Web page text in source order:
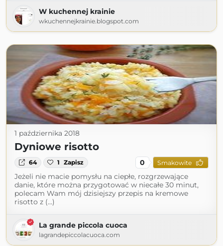
W kuchennej krainie
wkuchennejkrainie.blogspot.com
1 października 2018
Dyniowe risotto
64 1 Zapisz 0 Smakowite
Jeżeli nie macie pomysłu na ciepłe, rozgrzewające
danie, które można przygotować w niecałe 30 minut,
polecam Wam mój dzisiejszy przepis na kremowe
risotto z (...)
La grande piccola cuoca
lagrandepiccolacuoca.com